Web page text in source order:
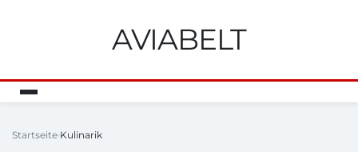
AVIABELT
Startseite Kulinarik